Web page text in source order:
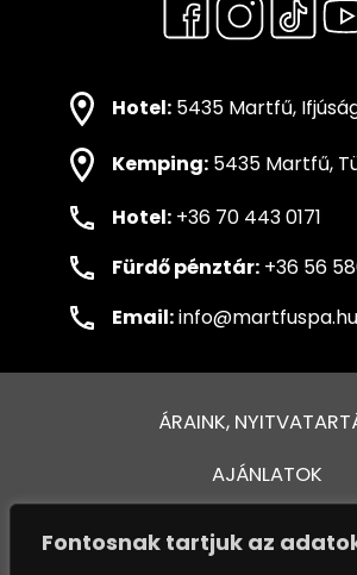
Fontosnak tartjuk az
Hotel: 5435 Martfű,
Kemping: 5435 Martfű,
Hotel: +36 70 443 0171
Fürdő pénztár: +36 56
Email:info@martfuspa.hu
ÁRAINK,
AJÁNLATOK